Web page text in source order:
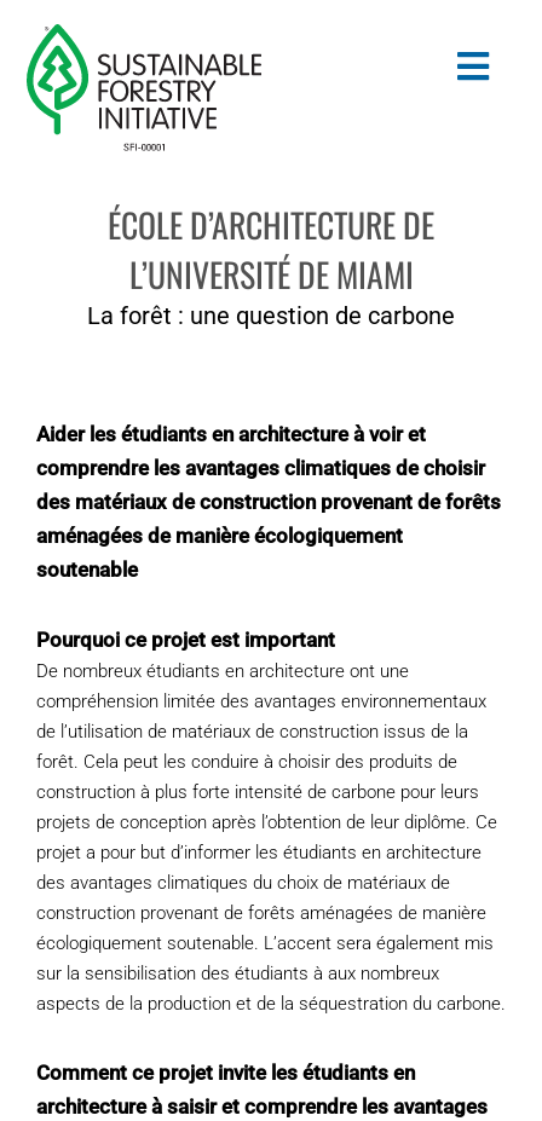
content
COMMUNAUTÉ
ÉDUCATION
POURQUOI C’EST IMPORTANT
QUI NOUS SOMMES
ACHETER SFI
CERTIFICATS SFI
SFI LABELS
RESSOURCES
RÉSEAU
ÉCOLE D’ARCHITECTURE DE
L’UNIVERSITÉ DE MIAMI
La forêt : une question de carbone
Aider les étudiants en architecture à voir et
comprendre les avantages climatiques de choisir
des matériaux de construction provenant de forêts
aménagées de manière écologiquement
soutenable
Pourquoi ce projet est important
De nombreux étudiants en architecture ont une
compréhension limitée des avantages environnementaux
de l’utilisation de matériaux de construction issus de la
forêt. Cela peut les conduire à choisir des produits de
construction à plus forte intensité de carbone pour leurs
projets de conception après l’obtention de leur diplôme. Ce
projet a pour but d’informer les étudiants en architecture
des avantages climatiques du choix de matériaux de
construction provenant de forêts aménagées de manière
écologiquement soutenable. L’accent sera également mis
sur la sensibilisation des étudiants à aux nombreux
aspects de la production et de la séquestration du carbone.
Comment ce projet invite les étudiants en
architecture à saisir et comprendre les avantages